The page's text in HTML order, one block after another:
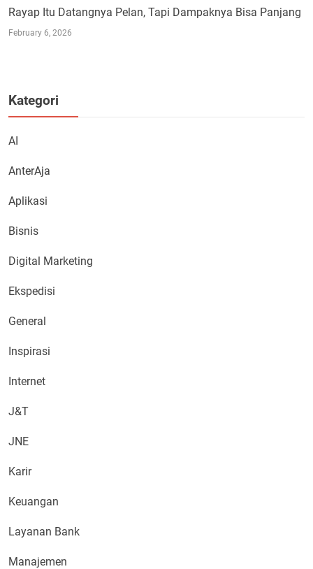
Rayap Itu Datangnya Pelan, Tapi Dampaknya Bisa Panjang
February 6, 2026
Kategori
AI
AnterAja
Aplikasi
Bisnis
Digital Marketing
Ekspedisi
General
Inspirasi
Internet
J&T
JNE
Karir
Keuangan
Layanan Bank
Manajemen